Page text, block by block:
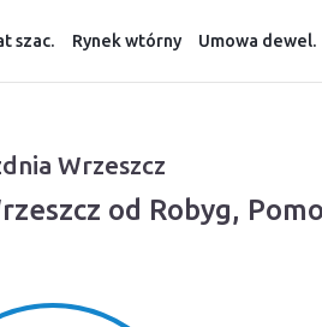
szac. Rynek wtórny Umowa dewel.
Wrzeszcz
od Robyg,